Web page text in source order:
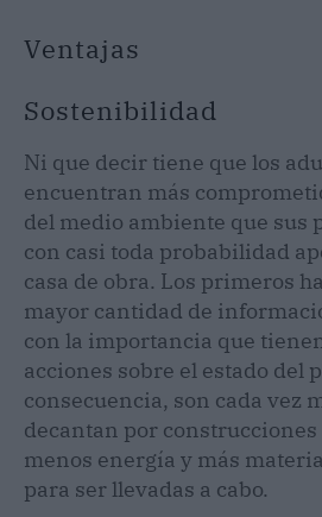
Ventajas
Sostenibilidad
Ni que decir tiene que los
encuentran más
del medio ambiente que sus
con casi toda probabilidad
casa de obra. Los primeros
mayor cantidad de
con la importancia que
acciones sobre el estado del
consecuencia, son cada vez
decantan por
menos energía y más
para ser llevadas a cabo.